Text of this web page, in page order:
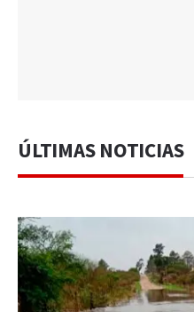
ÚLTIMAS NOTICIAS